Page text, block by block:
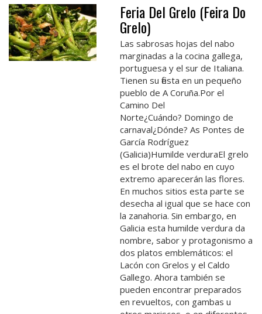
Feria Del Grelo (Feira Do
Grelo)
Las sabrosas hojas del nabo
marginadas a la cocina gallega,
portuguesa y el sur de Italiana.
Tienen su fiesta en un pequeño
pueblo de A Coruña.Por el
Camino Del
Norte¿Cuándo? Domingo de
carnaval¿Dónde? As Pontes de
García Rodríguez
(Galicia)Humilde verduraEl grelo
es el brote del nabo en cuyo
extremo aparecerán las flores.
En muchos sitios esta parte se
desecha al igual que se hace con
la zanahoria. Sin embargo, en
Galicia esta humilde verdura da
nombre, sabor y protagonismo a
dos platos emblemáticos: el
Lacón con Grelos y el Caldo
Gallego. Ahora también se
pueden encontrar preparados
en revueltos, con gambas u